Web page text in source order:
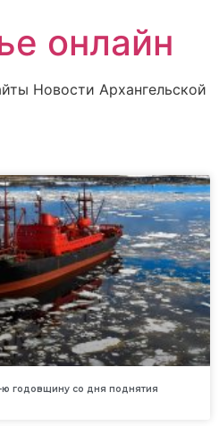
онлайн
Новости Архангельской
ю годовщину со дня поднятия